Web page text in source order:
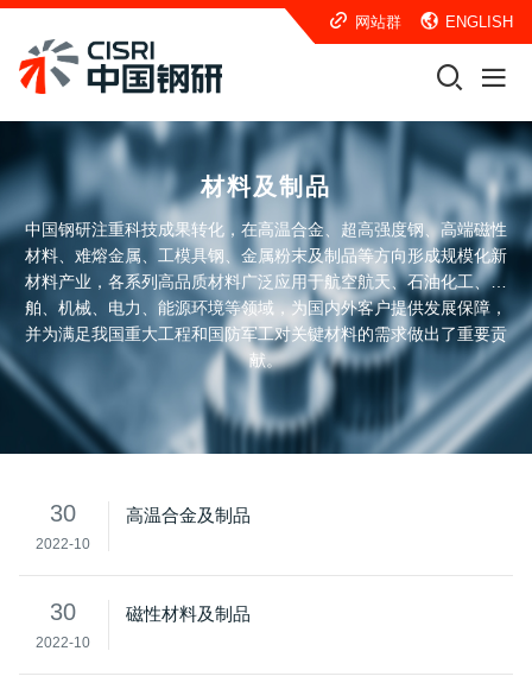
网站群 ENGLISH
材料及制品
中国钢研注重科技成果转化，在高温合金、超高强度钢、高端磁性
材料、难熔金属、工模具钢、金属粉末及制品等方向形成规模化新
材料产业，各系列高品质材料广泛应用于航空航天、石油化工、船
舶、机械、电力、能源环境等领域，为国内外客户提供发展保障，
并为满足我国重大工程和国防军工对关键材料的需求做出了重要贡
献。
30
2022-10
高温合金及制品
30
2022-10
磁性材料及制品